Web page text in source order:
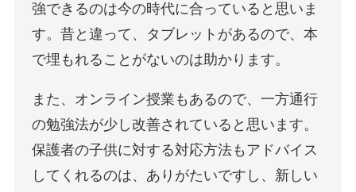
強できるのは今の時代に合っていると思いま
す。昔と違って、タブレットがあるので、本
で埋もれることがないのは助かります。
また、オンライン授業もあるので、一方通行
の勉強法が少し改善されていると思います。
保護者の子供に対する対応方法もアドバイス
してくれるのは、ありがたいですし、新しい